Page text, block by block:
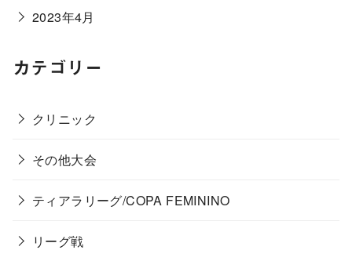
2023年4月
カテゴリー
クリニック
その他大会
ティアラリーグ/COPA FEMININO
リーグ戦